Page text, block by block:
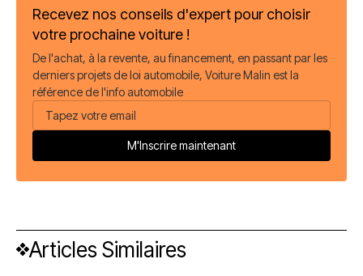
Recevez nos conseils d'expert pour choisir
votre prochaine voiture !
De l'achat, à la revente, au financement, en passant par les
derniers projets de loi automobile, Voiture Malin est la
référence de l'info automobile
Articles Similaires